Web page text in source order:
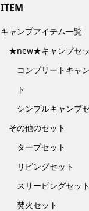
ITEM
キャンプアイテム一覧
★new★キャンプセ
コンプリートキャ
ト
シンプルキャンプ
その他のセット
タープセット
リビングセット
スリーピングセット
焚火セット